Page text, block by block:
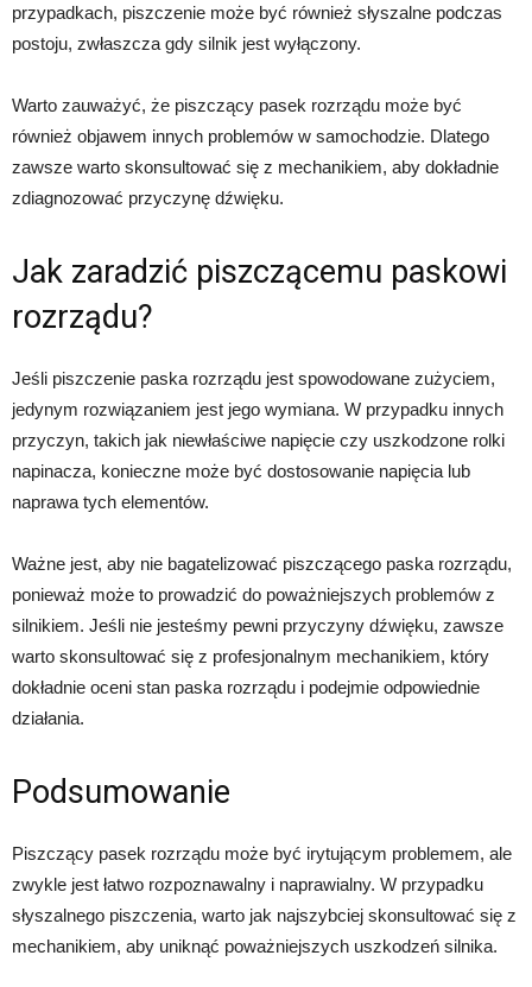
przypadkach, piszczenie może być również słyszalne podczas
postoju, zwłaszcza gdy silnik jest wyłączony.
Warto zauważyć, że piszczący pasek rozrządu może być
również objawem innych problemów w samochodzie. Dlatego
zawsze warto skonsultować się z mechanikiem, aby dokładnie
zdiagnozować przyczynę dźwięku.
Jak zaradzić piszczącemu paskowi
rozrządu?
Jeśli piszczenie paska rozrządu jest spowodowane zużyciem,
jedynym rozwiązaniem jest jego wymiana. W przypadku innych
przyczyn, takich jak niewłaściwe napięcie czy uszkodzone rolki
napinacza, konieczne może być dostosowanie napięcia lub
naprawa tych elementów.
Ważne jest, aby nie bagatelizować piszczącego paska rozrządu,
ponieważ może to prowadzić do poważniejszych problemów z
silnikiem. Jeśli nie jesteśmy pewni przyczyny dźwięku, zawsze
warto skonsultować się z profesjonalnym mechanikiem, który
dokładnie oceni stan paska rozrządu i podejmie odpowiednie
działania.
Podsumowanie
Piszczący pasek rozrządu może być irytującym problemem, ale
zwykle jest łatwo rozpoznawalny i naprawialny. W przypadku
słyszalnego piszczenia, warto jak najszybciej skonsultować się z
mechanikiem, aby uniknąć poważniejszych uszkodzeń silnika.